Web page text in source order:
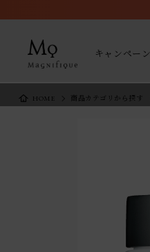
キャンペーン
HOME 商品カテゴリから探す